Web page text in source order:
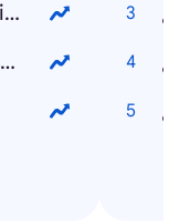
Síntomas del coronavirus
Casos de coronavirus en Colombia